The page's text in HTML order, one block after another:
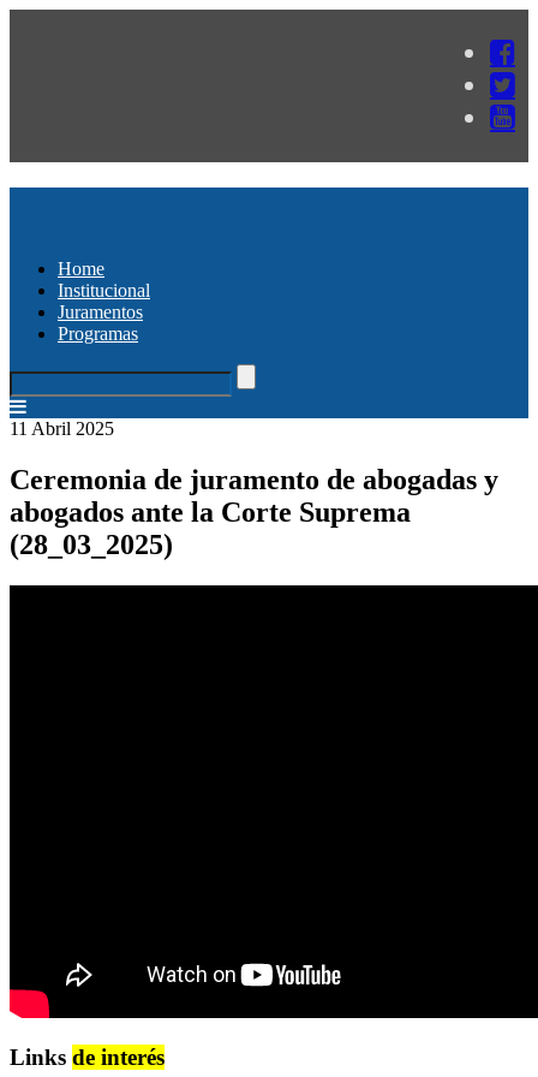
Home
Institucional
Juramentos
Programas
11 Abril 2025
Ceremonia de juramento de abogadas y
abogados ante la Corte Suprema
(28_03_2025)
Links de interés